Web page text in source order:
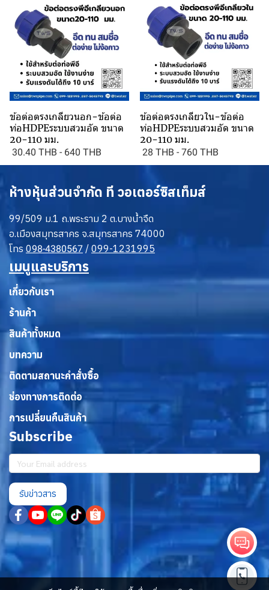
ข้อต่อตรงเกลียวนอก-ข้อต่อ
ท่อHDPEระบบสวมอัด ขนาด
20-110 มม.
30.40 THB - 640 THB
ข้อต่อตรงเกลียวใน-ข้อต่อ
ท่อHDPEระบบสวมอัด ขนาด
20-110 มม.
28 THB - 760 THB
ห้างหุ้นส่วนจำกัด ที วอเตอร์ซิสเท็มส์
99/509 ม.1 ถ.พระราม 2 ต.บางน้ำจืด
อ.เมืองสมุทรสาคร จ.สมุทรสาคร 74000
โทร098-4380567 / 099-1231995
เมนูและบริการ
เกี่ยวกับเรา
ร้านค้า
สินค้าทั้งหมด
บทความ
ติดตามสถานะคำสั่งซื้อ
ช่องทางการติดต่อ
การเปลี่ยนคืนสินค้า
Subscribe
รับข่าวสาร